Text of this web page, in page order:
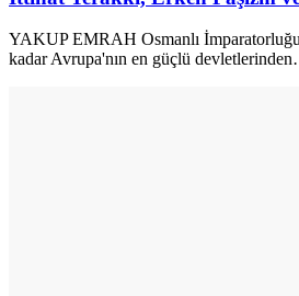
YAKUP EMRAH Osmanlı
kadar Avrupa'nın en güçlü devletlerinden